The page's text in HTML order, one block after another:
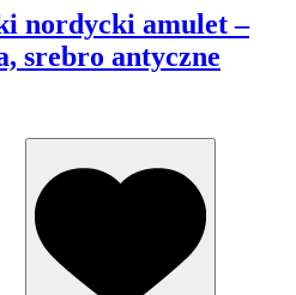
nordycki amulet –
srebro antyczne